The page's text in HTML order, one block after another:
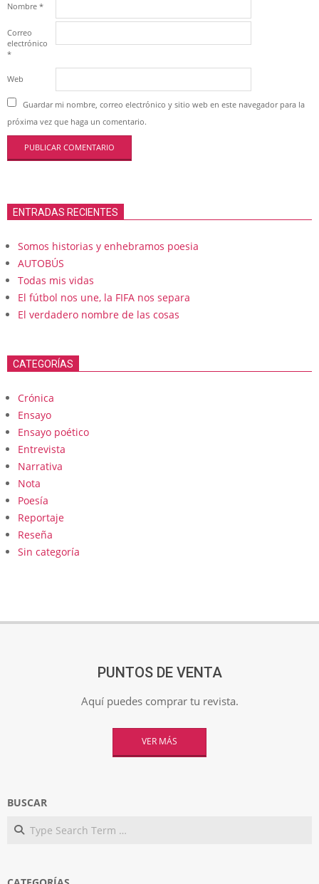
Nombre *
Correo
electrónico
*
Web
Guardar mi nombre, correo electrónico y sitio web en este navegador para la
próxima vez que haga un comentario.
ENTRADAS RECIENTES
Somos historias y enhebramos poesia
AUTOBÚS
Todas mis vidas
El fútbol nos une, la FIFA nos separa
El verdadero nombre de las cosas
CATEGORÍAS
Crónica
Ensayo
Ensayo poético
Entrevista
Narrativa
Nota
Poesía
Reportaje
Reseña
Sin categoría
PUNTOS DE VENTA
Aquí puedes comprar tu revista.
VER MÁS
BUSCAR
Search